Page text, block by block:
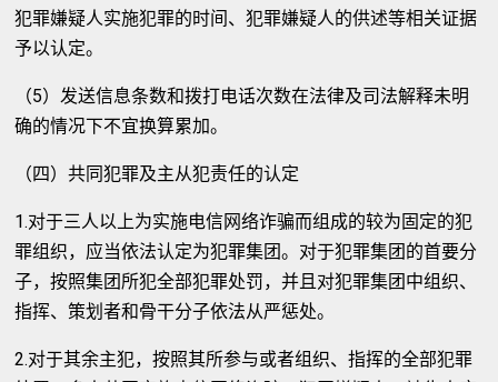
犯罪嫌疑人实施犯罪的时间、犯罪嫌疑人的供述等相关证据
予以认定。
（5）发送信息条数和拨打电话次数在法律及司法解释未明
确的情况下不宜换算累加。
（四）共同犯罪及主从犯责任的认定
1.对于三人以上为实施电信网络诈骗而组成的较为固定的犯
罪组织，应当依法认定为犯罪集团。对于犯罪集团的首要分
子，按照集团所犯全部犯罪处罚，并且对犯罪集团中组织、
指挥、策划者和骨干分子依法从严惩处。
2.对于其余主犯，按照其所参与或者组织、指挥的全部犯罪